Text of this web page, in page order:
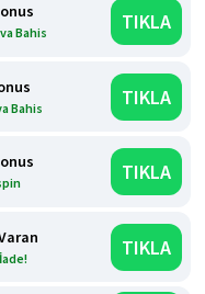
Bahis TIKLA
Bahis TIKLA
TIKLA
TIKLA